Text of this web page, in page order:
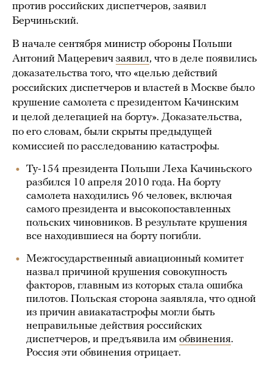
против российских диспетчеров, заявил
Берчиньский.
В начале сентября министр обороны Польши
Антоний Мацеревич заявил, что в деле появились
доказательства того, что «целью действий
российских диспетчеров и властей в Москве было
крушение самолета с президентом Качинским
и целой делегацией на борту». Доказательства,
по его словам, были скрыты предыдущей
комиссией по расследованию катастрофы.
Ту-154 президента Польши Леха Качиньского
разбился 10 апреля 2010 года. На борту
самолета находились 96 человек, включая
самого президента и высокопоставленных
польских чиновников. В результате крушения
все находившиеся на борту погибли.
Межгосударственный авиационный комитет
назвал причиной крушения совокупность
факторов, главным из которых стала ошибка
пилотов. Польская сторона заявляла, что одной
из причин авиакатастрофы могли быть
неправильные действия российских
диспетчеров, и предъявила им обвинения.
Россия эти обвинения отрицает.